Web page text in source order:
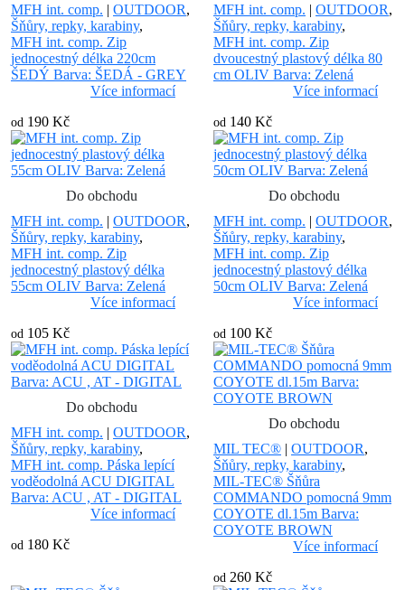
MFH int. comp. | OUTDOOR,
Šňůry, repky, karabiny,
MFH int. comp. Zip
jednocestný délka 220cm
ŠEDÝ Barva: ŠEDÁ - GREY
Více informací
od 190 Kč
MFH int. comp. | OUTDOOR,
Šňůry, repky, karabiny,
MFH int. comp. Zip
dvoucestný plastový délka 80
cm OLIV Barva: Zelená
Více informací
od 140 Kč
Do obchodu
MFH int. comp. | OUTDOOR,
Šňůry, repky, karabiny,
MFH int. comp. Zip
jednocestný plastový délka
55cm OLIV Barva: Zelená
Více informací
od 105 Kč
Do obchodu
MFH int. comp. | OUTDOOR,
Šňůry, repky, karabiny,
MFH int. comp. Zip
jednocestný plastový délka
50cm OLIV Barva: Zelená
Více informací
od 100 Kč
Do obchodu
MFH int. comp. | OUTDOOR,
Šňůry, repky, karabiny,
MFH int. comp. Páska lepící
voděodolná ACU DIGITAL
Barva: ACU , AT - DIGITAL
Více informací
od 180 Kč
Do obchodu
MIL TEC® | OUTDOOR,
Šňůry, repky, karabiny,
MIL-TEC® Šňůra
COMMANDO pomocná 9mm
COYOTE dl.15m Barva:
COYOTE BROWN
Více informací
od 260 Kč